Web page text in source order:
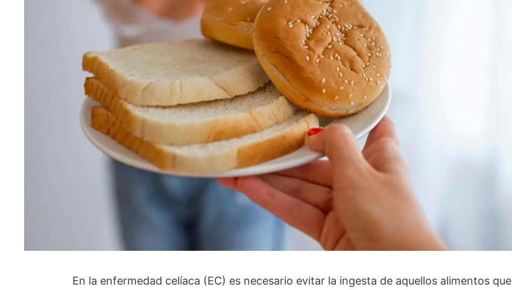
En la enfermedad celíaca (EC) es necesario evitar la ingesta de aquellos alimentos que